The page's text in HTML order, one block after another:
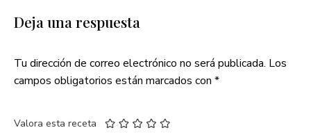
Deja una respuesta
Tu dirección de correo electrónico no será publicada. Los
campos obligatorios están marcados con *
Valora esta receta